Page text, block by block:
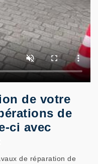
de votre
de
ci avec
de réparation de